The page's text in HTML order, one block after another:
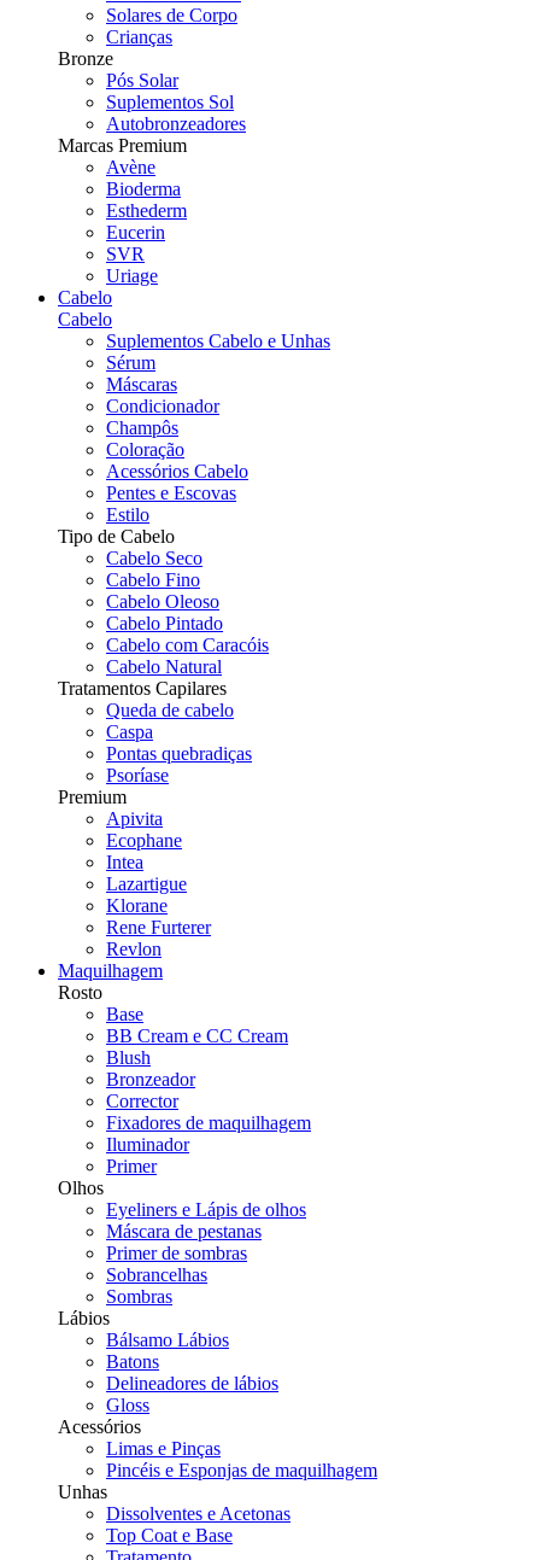
Solares de Corpo
Crianças
Bronze
Pós Solar
Suplementos Sol
Autobronzeadores
Marcas Premium
Avène
Bioderma
Esthederm
Eucerin
SVR
Uriage
Cabelo
Cabelo
Suplementos Cabelo e Unhas
Sérum
Máscaras
Condicionador
Champôs
Coloração
Acessórios Cabelo
Pentes e Escovas
Estilo
Tipo de Cabelo
Cabelo Seco
Cabelo Fino
Cabelo Oleoso
Cabelo Pintado
Cabelo com Caracóis
Cabelo Natural
Tratamentos Capilares
Queda de cabelo
Caspa
Pontas quebradiças
Psoríase
Premium
Apivita
Ecophane
Intea
Lazartigue
Klorane
Rene Furterer
Revlon
Maquilhagem
Rosto
Base
BB Cream e CC Cream
Blush
Bronzeador
Corrector
Fixadores de maquilhagem
Iluminador
Primer
Olhos
Eyeliners e Lápis de olhos
Máscara de pestanas
Primer de sombras
Sobrancelhas
Sombras
Lábios
Bálsamo Lábios
Batons
Delineadores de lábios
Gloss
Acessórios
Limas e Pinças
Pincéis e Esponjas de maquilhagem
Unhas
Dissolventes e Acetonas
Top Coat e Base